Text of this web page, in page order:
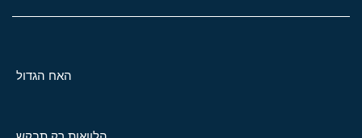
האח הגדול